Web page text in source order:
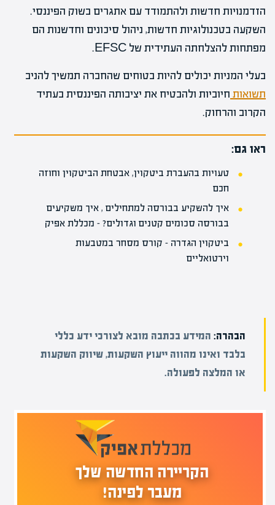
הזדמנויות חדשות ולהתמודד עם אתגרים בשוק הפיננסי.
השקעה בטכנולוגיות חדשות, ניהול סיכונים וחדשנות הם
מפתחות להצלחתה העתידית של EFSC.
בעלי המניות יכולים להיות בטוחים שהחברה תמשיך להניב
תשואות חיוביות ולהבטיח את יציבותה הפיננסית בעתיד
הקרוב והרחוק.
ראו גם:
טעויות בהעברת ביטקוין, אבטחת הביטקוין וחוזה
חכם
איך להשקיע בבורסה למתחילים , איך משקיעים
בבורסה סכומים קטנים וגדולים? – מכללת אפיק
ביטקוין הגדרה – קורס מסחר במטבעות
וירטואליים
הבהרה: המידע בכתבה מובא לצורכי ידע כללי
בלבד ואינו מהווה ייעוץ השקעות, שיווק השקעות
או המלצה לפעולה.
הקריירה החדשה שלך
מעבר לפינה!